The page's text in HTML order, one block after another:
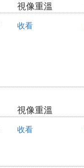
視像重溫
收看
視像重溫
收看